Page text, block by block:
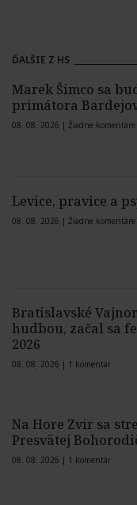
ĎALŠIE Z HS
Marek Šimco sa
primátora
08. 08. 2026 | Žiadne komentáre
Levice, pravice a
08. 08. 2026 | Žiadne komentáre
Bratislavské
hudbou, začal sa
2026
08. 08. 2026 | 1 komentár
Na Hore Zvir sa
Presvätej
08. 08. 2026 | 1 komentár